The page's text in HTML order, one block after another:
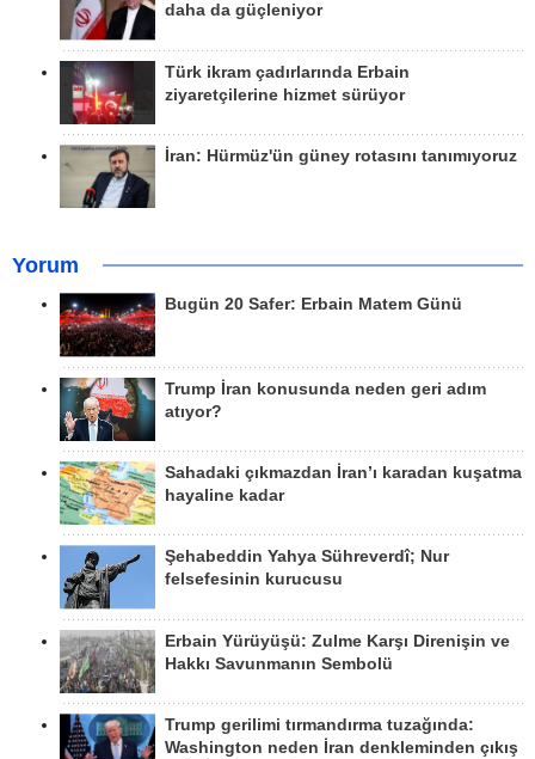
daha da güçleniyor
Türk ikram çadırlarında Erbain
ziyaretçilerine hizmet sürüyor
İran: Hürmüz'ün güney rotasını tanımıyoruz
Yorum
Bugün 20 Safer: Erbain Matem Günü
Trump İran konusunda neden geri adım
atıyor?
Sahadaki çıkmazdan İran’ı karadan kuşatma
hayaline kadar
Şehabeddin Yahya Sühreverdî; Nur
felsefesinin kurucusu
Erbain Yürüyüşü: Zulme Karşı Direnişin ve
Hakkı Savunmanın Sembolü
Trump gerilimi tırmandırma tuzağında:
Washington neden İran denkleminden çıkış